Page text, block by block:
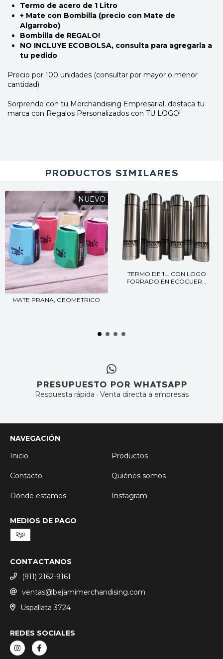
Termo de acero de 1 Litro
+ Mate con Bombilla (precio con Mate de
Algarrobo)
Bombilla de REGALO!
NO INCLUYE ECOBOLSA, consulta para agregarla a
tu pedido
Precio por 100 unidades (consultar por mayor o menor
cantidad)
Sorprende con tu Merchandising Empresarial, destaca tu
marca con Regalos Personalizados con TU LOGO!
PRODUCTOS SIMILARES
NUEVO
MATE PRANA, GEOMETRICO
TERMO DE 1L. CON LOGO
FORRADO EN ECOCUER...
PRESUPUESTO POR WHATSAPP
Respuesta rápida · Venta directa a empresas
NAVEGACIÓN
Inicio
Productos
Contacto Quiénes somos
Dónde estamos Instagram
MEDIOS DE PAGO
CONTACTANOS
(911) 2162-9161
ventas@bejamimerchandising.com
Uspallata 3724
REDES SOCIALES